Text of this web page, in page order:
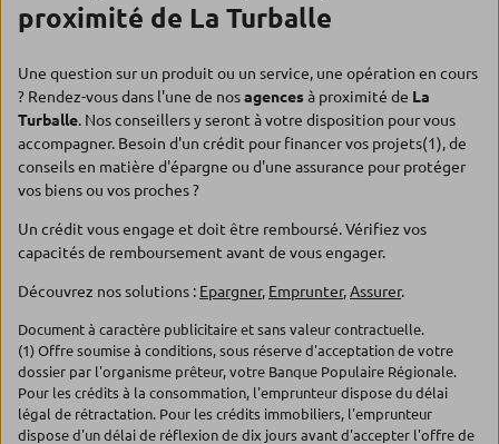
proximité de La Turballe
Une question sur un produit ou un service, une opération en cours
? Rendez-vous dans l'une de nosagencesà proximité de La
Turballe. Nos conseillers y seront à votre disposition pour vous
accompagner. Besoin d'un crédit pour financer vos projets(1), de
conseils en matière d'épargne ou d'une assurance pour protéger
vos biens ou vos proches ?
Un crédit vous engage et doit être remboursé. Vérifiez vos
capacités de remboursement avant de vous engager.
Découvrez nos solutions : Epargner, Emprunter,Assurer.
Document à caractère publicitaire et sans valeur contractuelle.
(1) Offre soumise à conditions, sous réserve d'acceptation de votre
dossier par l'organisme prêteur, votre Banque Populaire Régionale.
Pour les crédits à la consommation, l'emprunteur dispose du délai
légal de rétractation. Pour les crédits immobiliers, l'emprunteur
dispose d'un délai de réflexion de dix jours avant d'accepter l'offre de